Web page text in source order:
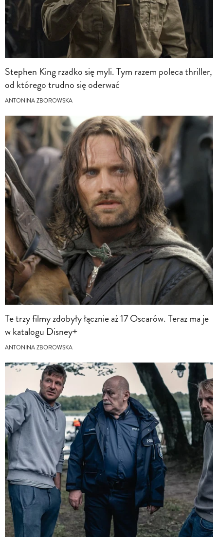
Stephen King rzadko się myli. Tym razem poleca thriller,
od którego trudno się oderwać
ANTONINA ZBOROWSKA
Te trzy filmy zdobyły łącznie aż 17 Oscarów. Teraz ma je
w katalogu Disney+
ANTONINA ZBOROWSKA